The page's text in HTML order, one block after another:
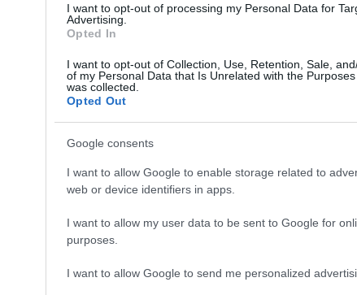
I want to opt-out of processing my Personal Data for
Advertising.
Opted In
I want to opt-out of Collection, Use, Retention, Sale,
of my Personal Data that Is Unrelated with the
was collected.
Opted Out
Google consents
I want to allow Google to enable storage related to
web or device identifiers in apps.
I want to allow my user data to be sent to Google for
purposes.
I want to allow Google to send me personalized